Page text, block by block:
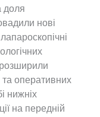
доля
нові
та оперативних
нижніх
на передній